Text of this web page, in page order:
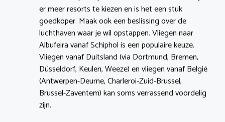
er meer resorts te kiezen en is het een stuk
goedkoper. Maak ook een beslissing over de
luchthaven waar je wil opstappen. Vliegen naar
Albufeira vanaf Schiphol is een populaire keuze.
Vliegen vanaf Duitsland (via Dortmund, Bremen,
Düsseldorf, Keulen, Weeze) en vliegen vanaf België
(Antwerpen-Deurne, Charleroi-Zuid-Brussel,
Brussel-Zaventem) kan soms verrassend voordelig
zijn.